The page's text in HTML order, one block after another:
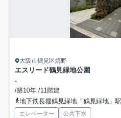
大阪市鶴見区焼野
エスリード鶴見緑地公園
-
/築10年 /11階建
地下鉄長堀鶴見緑地「鶴見緑地」
エレベーター 公共下水